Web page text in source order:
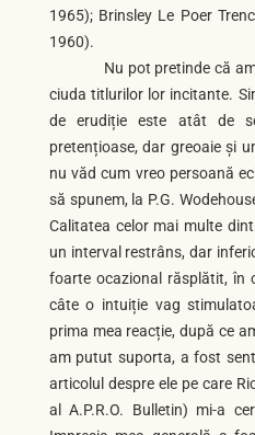
1965); Brinsley Le Poer
1960).
Nu pot pretinde că
ciuda titlurilor lor incitante.
de erudiție este atât de
pretențioase, dar greoaie și
nu văd cum vreo persoană
să spunem, la P.G.
Calitatea celor mai multe
un interval restrâns, dar
foarte ocazional răsplătit, în
câte o intuiție vag
prima mea reacție, după ce
am putut suporta, a fost
articolul despre ele pe care
al A.P.R.O. Bulletin) mi-a